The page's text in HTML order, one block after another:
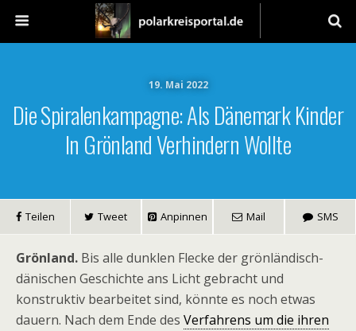
19. Mai 2022
Die Spiralenkampagne: Als Dänemark Kinder
In Grönland Verhindern Wollte
Teilen Tweet Anpinnen Mail SMS
Grönland. Bis alle dunklen Flecke der grönländisch-
dänischen Geschichte ans Licht gebracht und
konstruktiv bearbeitet sind, könnte es noch etwas
dauern. Nach dem Ende des Verfahrens um die ihren